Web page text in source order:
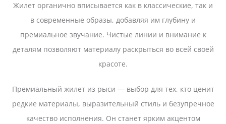
Жилет органично вписывается как в классические, так и
в современные образы, добавляя им глубину и
премиальное звучание. Чистые линии и внимание к
деталям позволяют материалу раскрыться во всей своей
красоте.
Премиальный жилет из рыси — выбор для тех, кто ценит
редкие материалы, выразительный стиль и безупречное
качество исполнения. Он станет ярким акцентом